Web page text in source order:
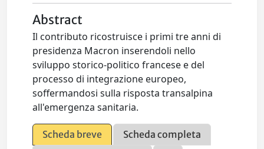
Abstract
Il contributo ricostruisce i primi tre anni di
presidenza Macron inserendoli nello
sviluppo storico-politico francese e del
processo di integrazione europeo,
soffermandosi sulla risposta transalpina
all'emergenza sanitaria.
Scheda breve
Scheda completa